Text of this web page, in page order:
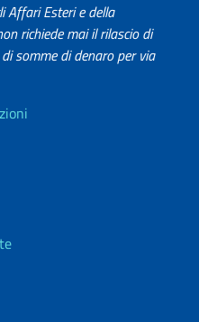
Affari Esteri e della
richiede mai il rilascio di
somme di denaro per via